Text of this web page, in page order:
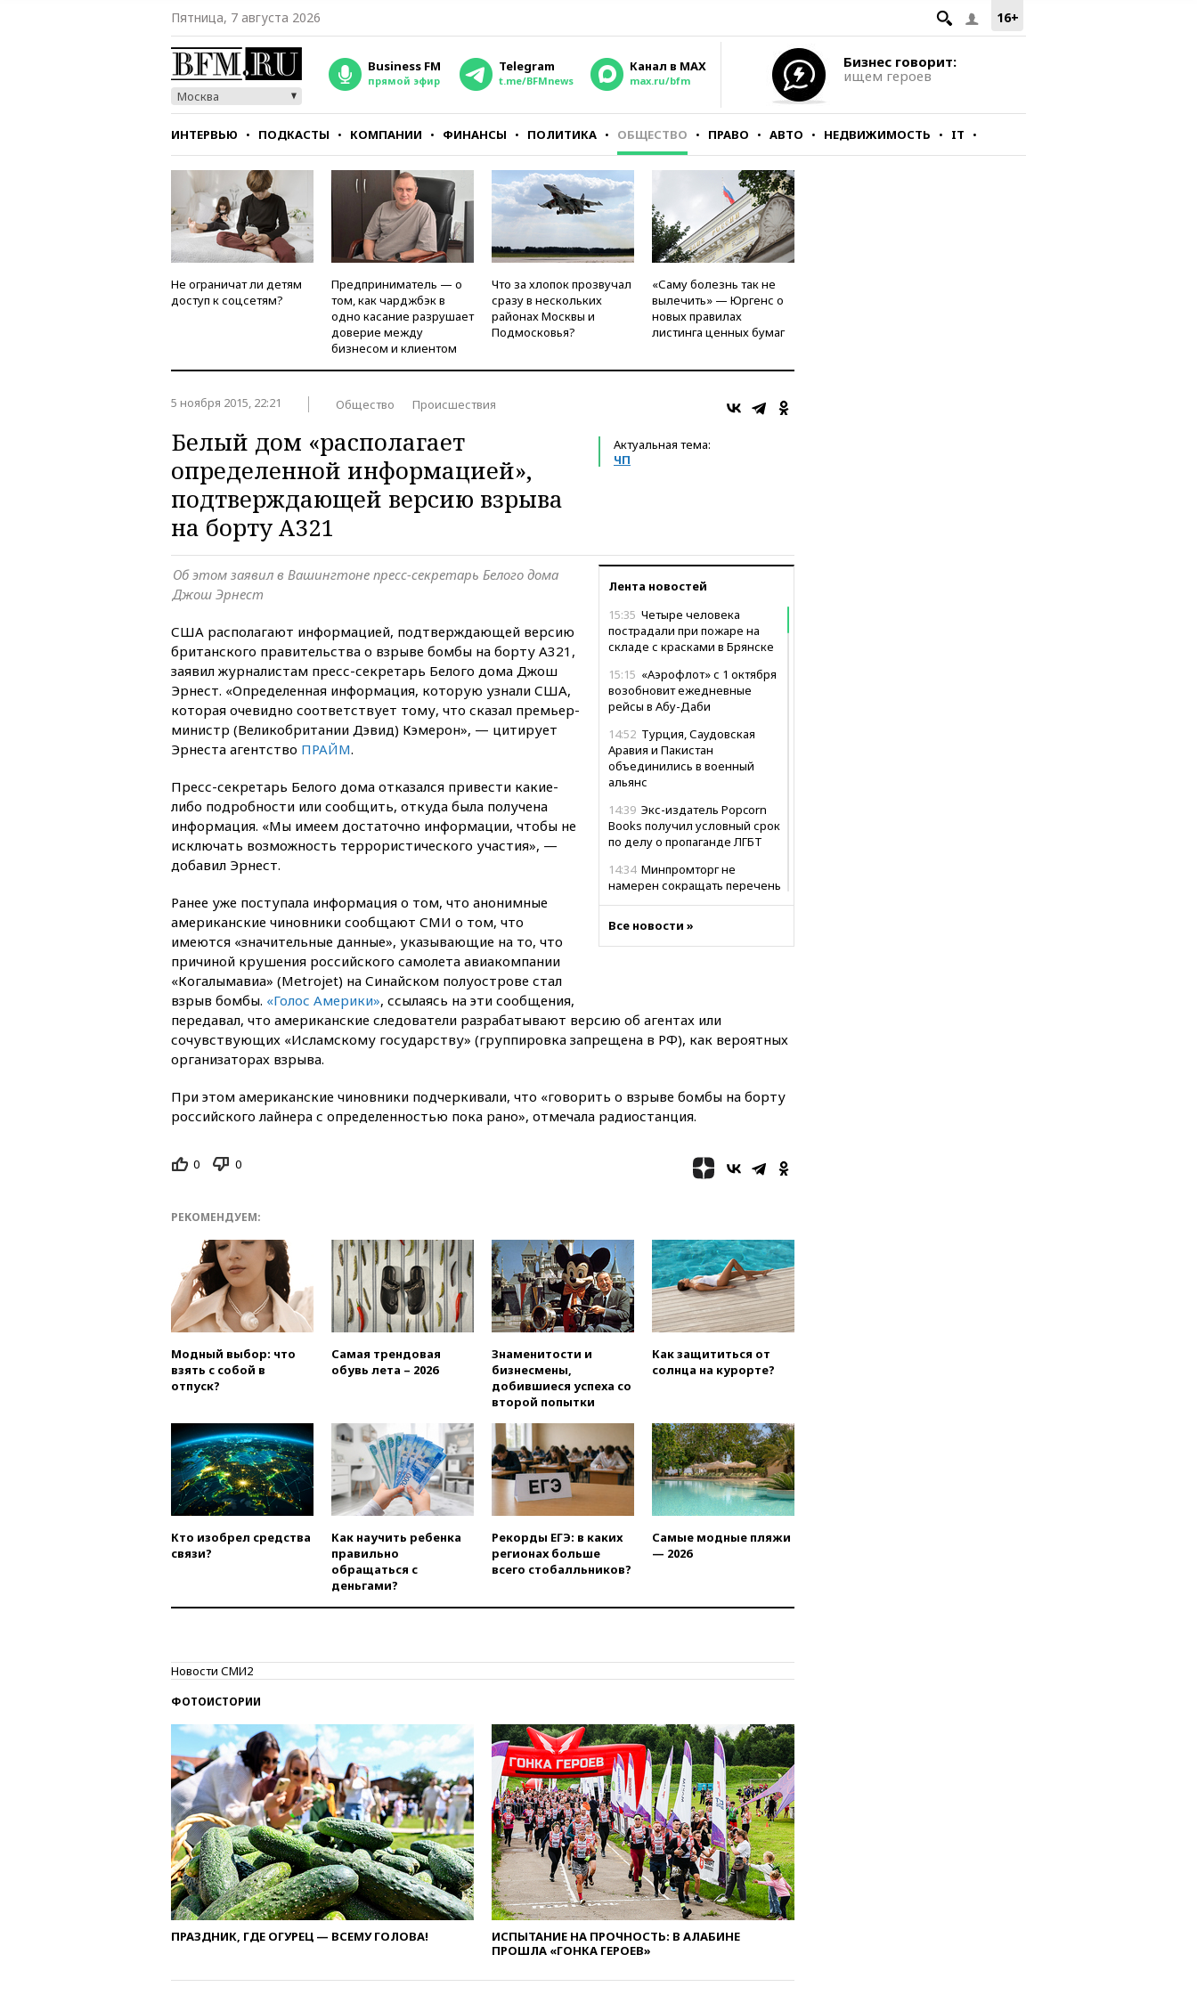
16+
Пятница, 7 августа 2026
Москва
Business FM
прямой эфир
Telegram
t.me/BFMnews
Канал в MAX
max.ru/bfm
Бизнес говорит:
ищем героев
ИНТЕРВЬЮ ПОДКАСТЫ КОМПАНИИ ФИНАНСЫ ПОЛИТИКА ОБЩЕСТВО ПРАВО АВТО НЕДВИЖИМОСТЬ IT
СТИЛЬ ТЕСТЫ
Не ограничат ли детям
доступ к соцсетям?
Предприниматель — о
том, как чарджбэк в
одно касание разрушает
доверие между
бизнесом и клиентом
Что за хлопок прозвучал
сразу в нескольких
районах Москвы и
Подмосковья?
«Саму болезнь так не
вылечить» — Юргенс о
новых правилах
листинга ценных бумаг
5 ноября 2015, 22:21 Общество Происшествия
Актуальная тема:
ЧП
Белый дом «располагает
определенной информацией»,
подтверждающей версию взрыва
на борту А321
Лента новостей
15:35 Четыре человека
пострадали при пожаре на
складе с красками в Брянске
15:15 «Аэрофлот» с 1 октября
возобновит ежедневные
рейсы в Абу-Даби
14:52 Турция, Саудовская
Аравия и Пакистан
объединились в военный
альянс
14:39 Экс-издатель Popcorn
Books получил условный срок
по делу о пропаганде ЛГБТ
14:34 Минпромторг не
намерен сокращать перечень
14:14Роспотребнадзор
сенатора Нарусову в список
кандидатов в Совфед
партнерских хабов
13:53 Сенаторы Аргентины
законопроект о частной
собственности
13:16
«Родина» просит
Верховный суд снять «Яблоко»
с выборов
13:11
Путин обсудил с
президентом ОАЭ ситуацию в
Персидском заливе и на
Украине
13:09
крокодила, лису и других
животных
12:51
Россия планирует
запустить групповые
безвизовые турпоездки для
Вьетнама
12:36
Экспорт растворимого
кофе из России достиг
рекордных показателей
12:30Российские войска
12:15Минцифры РФ не
в соцсети
11:58Резаи: Иран не допустит
открытия второго маршрута в
Ормузском проливе
11:48Жители Москвы и
Подмосковья сообщили о
громких взрывах
11:41ТПП предлагает
изменить процедуру
банкротства для
пострадавших от атак БПЛА
продавцов
запуск мессенджера на
Все новости »
Об этом заявил в Вашингтоне пресс-секретарь Белого дома
Джош Эрнест
США располагают информацией, подтверждающей версию
британского правительства о взрыве бомбы на борту А321,
заявил журналистам пресс-секретарь Белого дома Джош
Эрнест. «Определенная информация, которую узнали США,
которая очевидно соответствует тому, что сказал премьер-
министр (Великобритании Дэвид) Кэмерон», — цитирует
Эрнеста агентство ПРАЙМ.
Пресс-секретарь Белого дома отказался привести какие-
либо подробности или сообщить, откуда была получена
информация. «Мы имеем достаточно информации, чтобы не
исключать возможность террористического участия», —
добавил Эрнест.
Ранее уже поступала информация о том, что анонимные
американские чиновники сообщают СМИ о том, что
имеются «значительные данные», указывающие на то, что
причиной крушения российского самолета авиакомпании
«Когалымавиа» (Metrojet) на Синайском полуострове стал
взрыв бомбы. «Голос Америки», ссылаясь на эти сообщения,
передавал, что американские следователи разрабатывают версию об агентах или
сочувствующих «Исламскому государству» (группировка запрещена в РФ), как вероятных
организаторах взрыва.
При этом американские чиновники подчеркивали, что «говорить о взрыве бомбы на борту
российского лайнера с определенностью пока рано», отмечала радиостанция.
0 0
РЕКОМЕНДУЕМ:
Модный выбор: что
взять с собой в
отпуск?
Самая трендовая
обувь лета – 2026
Знаменитости и
бизнесмены,
добившиеся успеха со
второй попытки
Как защититься от
солнца на курорте?
Кто изобрел средства
связи?
Как научить ребенка
правильно
обращаться с
деньгами?
Рекорды ЕГЭ: в каких
регионах больше
всего стобалльников?
Самые модные пляжи
— 2026
Новости СМИ2
ФОТОИСТОРИИ
ПРАЗДНИК, ГДЕ ОГУРЕЦ — ВСЕМУ ГОЛОВА!
ИСПЫТАНИЕ НА ПРОЧНОСТЬ: В АЛАБИНЕ
ПРОШЛА «ГОНКА ГЕРОЕВ»